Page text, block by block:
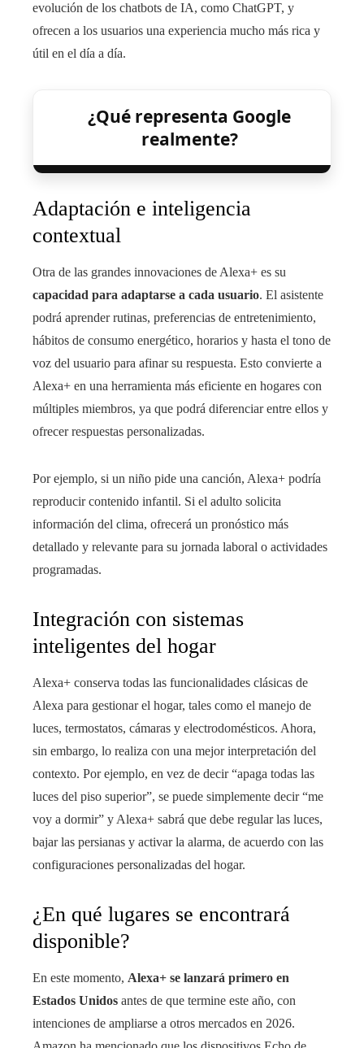
evolución de los chatbots de IA, como ChatGPT, y
ofrecen a los usuarios una experiencia mucho más rica y
útil en el día a día.
¿Qué representa Google
realmente?
Adaptación e inteligencia
contextual
Otra de las grandes innovaciones de Alexa+ es su
capacidad para adaptarse a cada usuario. El asistente
podrá aprender rutinas, preferencias de entretenimiento,
hábitos de consumo energético, horarios y hasta el tono de
voz del usuario para afinar su respuesta. Esto convierte a
Alexa+ en una herramienta más eficiente en hogares con
múltiples miembros, ya que podrá diferenciar entre ellos y
ofrecer respuestas personalizadas.
Por ejemplo, si un niño pide una canción, Alexa+ podría
reproducir contenido infantil. Si el adulto solicita
información del clima, ofrecerá un pronóstico más
detallado y relevante para su jornada laboral o actividades
programadas.
Integración con sistemas
inteligentes del hogar
Alexa+ conserva todas las funcionalidades clásicas de
Alexa para gestionar el hogar, tales como el manejo de
luces, termostatos, cámaras y electrodomésticos. Ahora,
sin embargo, lo realiza con una mejor interpretación del
contexto. Por ejemplo, en vez de decir “apaga todas las
luces del piso superior”, se puede simplemente decir “me
voy a dormir” y Alexa+ sabrá que debe regular las luces,
bajar las persianas y activar la alarma, de acuerdo con las
configuraciones personalizadas del hogar.
¿En qué lugares se encontrará
disponible?
En este momento, Alexa+ se lanzará primero en
Estados Unidos antes de que termine este año, con
intenciones de ampliarse a otros mercados en 2026.